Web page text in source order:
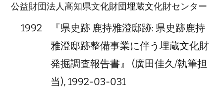
公益財団法人高知県文化財団埋蔵文化財センター
1992
『県史跡 鹿持雅澄邸跡: 県史跡鹿持
雅澄邸跡整備事業に伴う埋蔵文化財
発掘調査報告書』 (廣田佳久/執筆担
当), 1992-03-031